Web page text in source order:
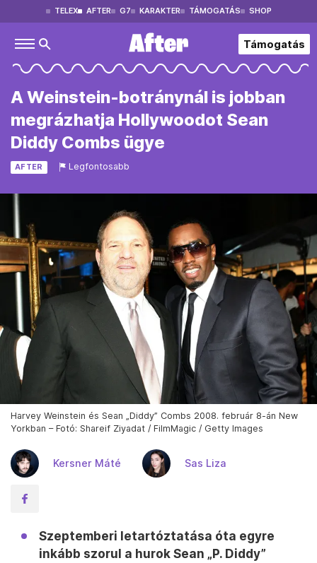
TELEX AFTER G7 KARAKTER TÁMOGATÁS SHOP
Támogatás
A Weinstein-botránynál is jobban
megrázhatja Hollywoodot Sean
Diddy Combs ügye
AFTER Legfontosabb
Harvey Weinstein és Sean „Diddy” Combs 2008. február 8-án New
Yorkban – Fotó: Shareif Ziyadat / FilmMagic / Getty Images
Kersner Máté Sas Liza
Szeptemberi letartóztatása óta egyre
inkább szorul a hurok Sean „P. Diddy”